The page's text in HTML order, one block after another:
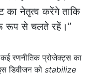
नेतृत्व करेंगे ताकि
रूप से चलते रहें।”
रणनीतिक प्रोजेक्ट्स का
डिवीजन को stabilize